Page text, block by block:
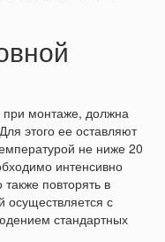
монтаже, должна
этого ее оставляют
не ниже 20
интенсивно
повторять в
осуществляется с
стандартных